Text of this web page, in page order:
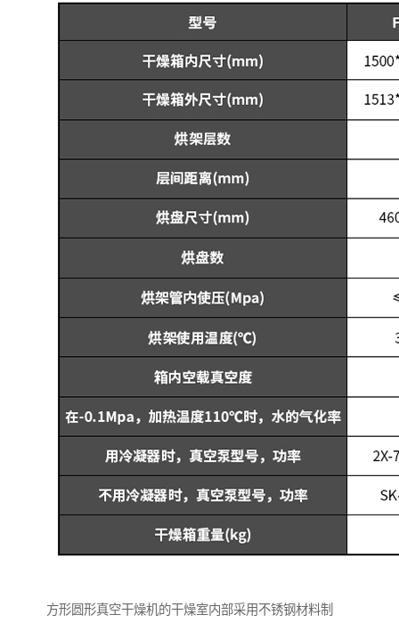
方形圆形真空干燥机的干燥室内部采用不锈钢材料制